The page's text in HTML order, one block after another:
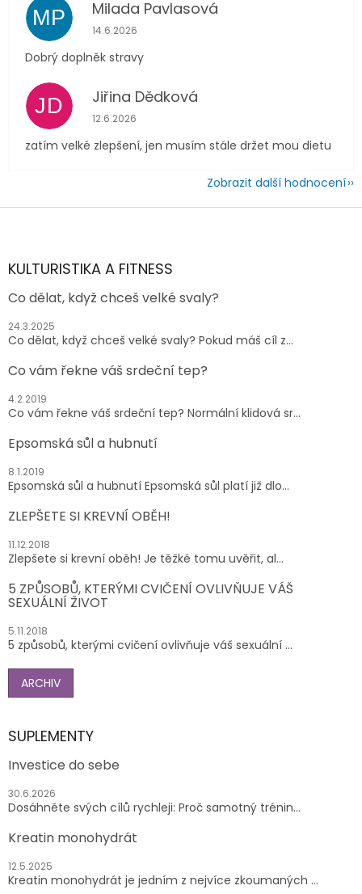
MP Milada Pavlasová
Hodnocení obchodu je 5 z 5 hvězdiček.
14.6.2026
Dobrý doplněk stravy
JD Jiřina Dědková
Hodnocení obchodu je 4 z 5 hvězdiček.
12.6.2026
zatím velké zlepšení, jen musím stále držet mou dietu
Zobrazit další hodnocení
Z
aKULTURISTIKA A FITNESS
Co dělat, když chceš velké svaly?
24.3.2025
Co dělat, když chceš velké svaly? Pokud máš cíl z...
Co vám řekne váš srdeční tep?
4.2.2019
Co vám řekne váš srdeční tep? Normální klidová sr...
Epsomská sůl a hubnutí
8.1.2019
Epsomská sůl a hubnutí Epsomská sůl platí již dlo...
ZLEPŠETE SI KREVNÍ OBĚH!
11.12.2018
Zlepšete si krevní oběh! Je těžké tomu uvěřit, al...
5 ZPŮSOBŮ, KTERÝMI CVIČENÍ OVLIVŇUJE VÁŠ
SEXUÁLNÍ ŽIVOT
5.11.2018
5 způsobů, kterými cvičení ovlivňuje váš sexuální ...
ARCHIV
SUPLEMENTY
Investice do sebe
30.6.2026
Dosáhněte svých cílů rychleji: Proč samotný trénin...
Kreatin monohydrát
12.5.2025
Kreatin monohydrát je jedním z nejvíce zkoumaných ...